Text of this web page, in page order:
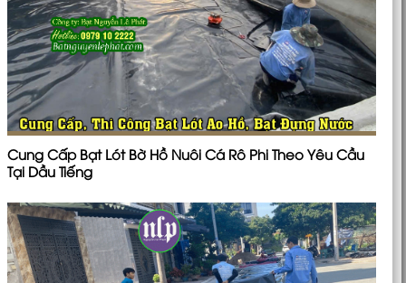
Cung Cấp Bạt Lót Bờ Hồ Nuôi Cá Rô Phi Theo Yêu Cầu
Tại Dầu Tiếng